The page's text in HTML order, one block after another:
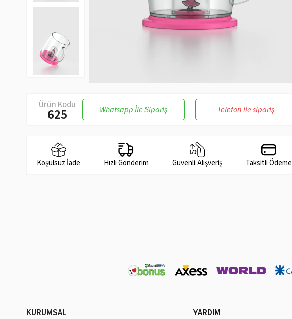
Ürün Kodu
625 Whatsapp İle Sipariş Telefon ile sipariş
Koşulsuz İade Hızlı Gönderim Güvenli Alışveriş Taksitli Ödeme
KURUMSAL YARDIM